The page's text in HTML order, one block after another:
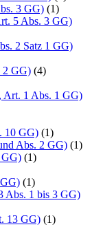
3 GG) (1)
5 Abs. 3 GG)
2 Satz 1 GG)
2 GG) (4)
Art. 1 Abs. 1 GG)
10 GG) (1)
Abs. 2 GG) (1)
GG) (1)
(1)
Abs. 1 bis 3 GG)
13 GG) (1)